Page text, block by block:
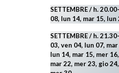
SETTEMBRE / h.
08, lun 14, mar 15,
SETTEMBRE / h.
03, ven 04, lun 07,
lun 14, mar 15, mer
mar 22, mer 23, gio